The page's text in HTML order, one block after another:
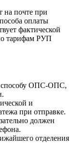
на почте при
оплаты
фактической
тарифам РУП
способу ОПС-ОПС,
и
при отправке.
должен
отделения